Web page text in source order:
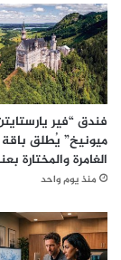
فندق “فير
ميونيخ” يُطلق
الغامرة والمختارة
منذ يوم واحد